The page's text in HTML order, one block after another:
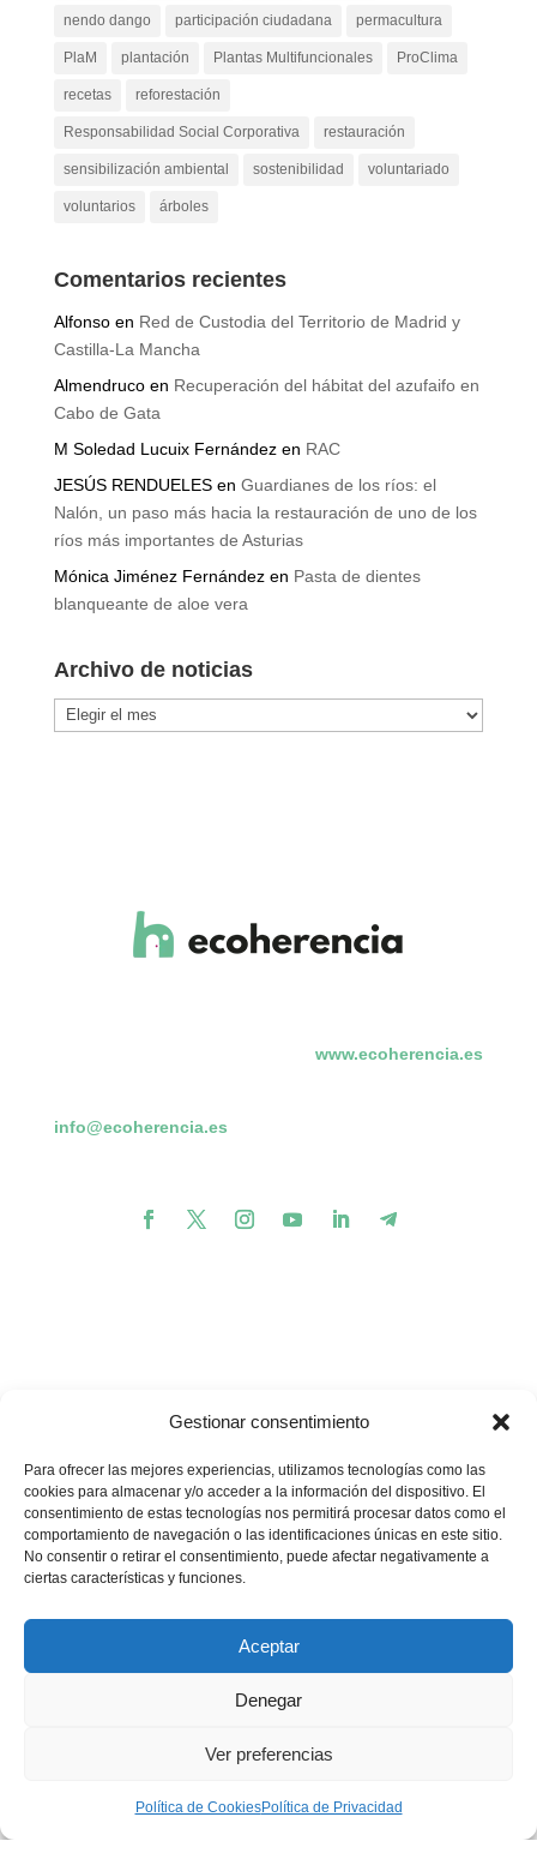
Gestionar consentimiento
Para ofrecer las mejores experiencias, utilizamos tecnologías como las
cookies para almacenar y/o acceder a la información del dispositivo. El
consentimiento de estas tecnologías nos permitirá procesar datos como el
comportamiento de navegación o las identificaciones únicas en este sitio.
No consentir o retirar el consentimiento, puede afectar negativamente a
ciertas características y funciones.
Aceptar
Denegar
Ver preferencias
Política de CookiesPolítica de Privacidad
nendo dango participación ciudadana permacultura
PlaM plantación Plantas Multifuncionales ProClima
recetas reforestación
Responsabilidad Social Corporativa restauración
sensibilización ambiental sostenibilidad voluntariado
voluntarios árboles
Comentarios recientes
Alfonsoen Red de Custodia del Territorio de Madrid y
Castilla-La Mancha
Almendrucoen Recuperación del hábitat del azufaifo en
Cabo de Gata
M Soledad Lucuix Fernándezen RAC
JESÚS RENDUELESen Guardianes de los ríos: el
Nalón, un paso más hacia la restauración de uno de los
ríos más importantes de Asturias
Mónica Jiménez Fernándezen Pasta de dientes
blanqueante de aloe vera
Archivo de noticias
Archivo
de
www.ecoherencia.es
info@ecoherencia.es
💪🏽¿Te gustaría apoyar nuestros proyectos?
¡Buenas
noticias! Ahora puedes hacerlo en un solo minuto…
Política de privacidad|